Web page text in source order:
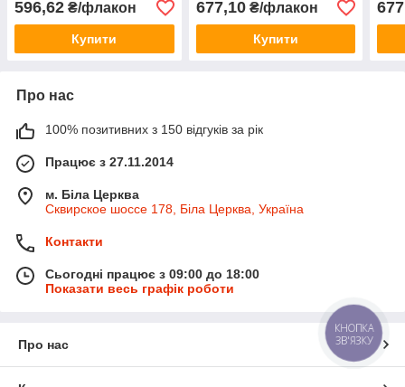
596,62 ₴/флакон
Купити
677,10₴/флакон
Купити
Про нас
100% позитивних з 150 відгуків за рік
Працює з 27.11.2014
м. Біла Церква
Сквирское шоссе 178, Біла Церква, Україна
Контакти
Сьогодні працює з 09:00 до 18:00
Показати весь графік роботи
Про нас
КНОПКА
ЗВ'ЯЗКУ